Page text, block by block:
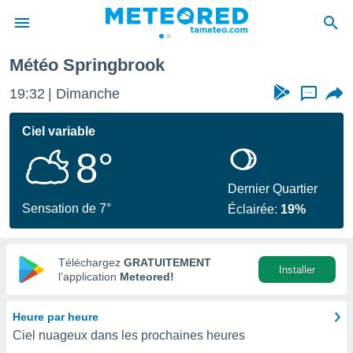
de
Météo Springbrook
19:32 Dimanche ...
Ciel variable
8°
Sensation de 7°
Dernier Quartier
Éclairée: 19%
Téléchargez GRATUITEMENT
l’application Meteored!
Installer
Heure par heure
Ciel nuageux dans les prochaines heures